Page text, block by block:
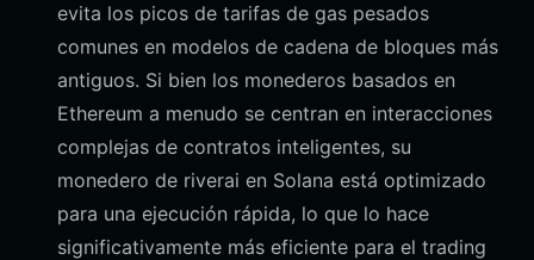
evita los picos de tarifas de gas pesados
comunes en modelos de cadena de bloques más
antiguos. Si bien los monederos basados en
Ethereum a menudo se centran en interacciones
complejas de contratos inteligentes, su
monedero de riverai en Solana está optimizado
para una ejecución rápida, lo que lo hace
significativamente más eficiente para el trading